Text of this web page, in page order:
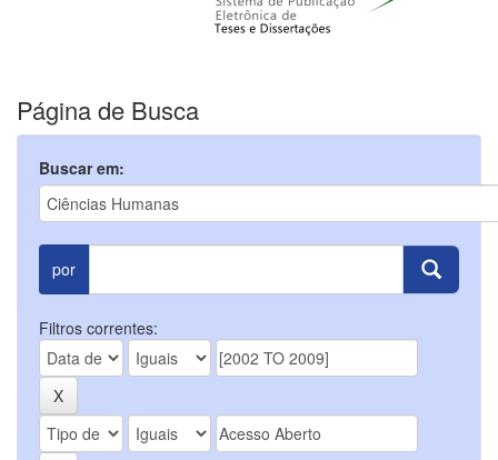
Página de Busca
Buscar em:
por
Filtros correntes: